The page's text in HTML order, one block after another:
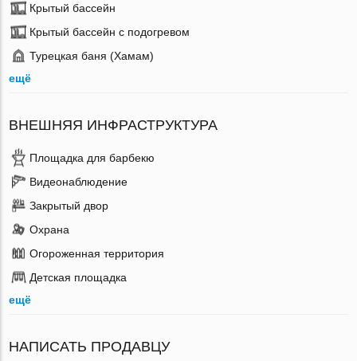
Крытый бассейн
Крытый бассейн с подогревом
Турецкая баня (Хамам)
ещё
ВНЕШНЯЯ ИНФРАСТРУКТУРА
Площадка для барбекю
Видеонаблюдение
Закрытый двор
Охрана
Огороженная территория
Детская площадка
ещё
НАПИСАТЬ ПРОДАВЦУ